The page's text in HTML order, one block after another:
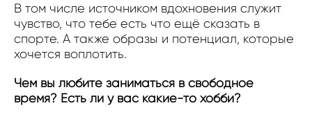
В том числе источником вдохновения служит
чувство, что тебе есть что ещё сказать в
спорте. А также образы и потенциал, которые
хочется воплотить.
Чем вы любите заниматься в свободное
время? Есть ли у вас какие-то хобби?